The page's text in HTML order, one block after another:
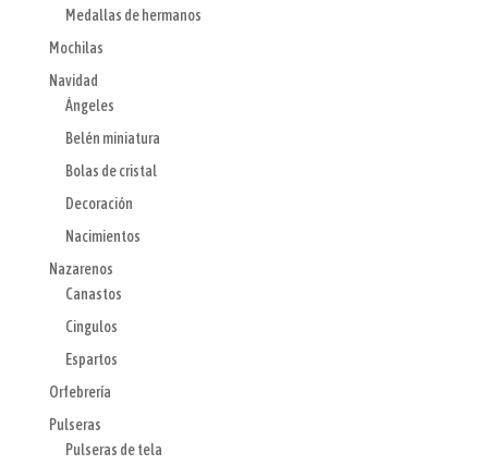
Medallas de hermanos
Mochilas
Navidad
Ángeles
Belén miniatura
Bolas de cristal
Decoración
Nacimientos
Nazarenos
Canastos
Cingulos
Espartos
Orfebrería
Pulseras
Pulseras de tela